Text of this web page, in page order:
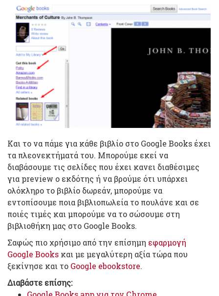
Και το να πάμε για κάθε βιβλίο στο Google Books έχει
τα πλεονεκτήματά του. Μπορούμε εκεί να
διαβάσουμε τις σελίδες που έχει κανει διαθέσιμες
για preview o εκδότης ή να βρούμε ότι υπάρχει
ολόκληρο το βιβλίο δωρεάν, μπορούμε να
εντοπίσουμε ποια βιβλιοπωλεία το πουλάνε και σε
ποιές τιμές και μπορούμε να το σώσουμε στη
βιβλιοθήκη μας στο Google Books.
Σαφώς πιο χρήσιμο από την επίσημη εφαρμογή
Google Books και με μεγαλύτερη αξία τώρα που
ξεκίνησε και το Google ebookstore.
Διαβάστε επίσης: